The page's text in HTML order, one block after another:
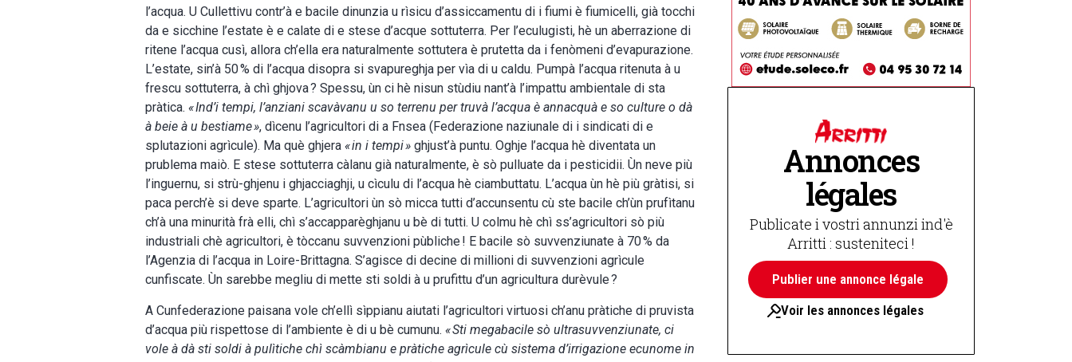
l’acqua. U Cullettivu contr’à e bacile dinunzia u rìsicu d’assiccamentu di i fiumi è fiumicelli, già tocchi
da e sicchine l’estate è e calate di e stese d’acque sottuterra. Per l’eculugisti, hè un aberrazione di
ritene l’acqua cusì, allora ch’ella era naturalmente sottutera è prutetta da i fenòmeni d’evapurazione.
L’estate, sin’à 50 % di l’acqua disopra si svapureghja per vìa di u caldu. Pumpà l’acqua ritenuta à u
frescu sottuterra, à chì ghjova ? Spessu, ùn ci hè nisun stùdiu nant’à l’impattu ambientale di sta
pràtica. « Ind’i tempi, l’anziani scavàvanu u so terrenu per truvà l’acqua è annacquà e so culture o dà
à beie à u bestiame », dìcenu l’agricultori di a Fnsea (Federazione naziunale di i sindicati di e
splutazioni agrìcule). Ma què ghjera « in i tempi » ghjust’à puntu. Oghje l’acqua hè diventata un
prublema maiò. E stese sottuterra càlanu già naturalmente, è sò pulluate da i pesticidii. Ùn neve più
l’inguernu, si strù-ghjenu i ghjacciaghji, u cìculu di l’acqua hè ciambuttatu. L’acqua ùn hè più gràtisi, si
paca perch’è si deve sparte. L’agricultori ùn sò micca tutti d’accunsentu cù ste bacile ch’ùn prufìtanu
ch’à una minurità frà elli, chì s’accapparèghjanu u bè di tutti. U colmu hè chì ss’agricultori sò più
industriali chè agricultori, è tòccanu suvvenzioni pùbliche ! E bacile sò suvvenziunate à 70 % da
l’Agenzia di l’acqua in Loire-Brittagna. S’agisce di decine di millioni di suvvenzioni agrìcule
cunfiscate. Ùn sarebbe megliu di mette sti soldi à u prufittu d’un agricultura durèvule ?
A Cunfederazione paisana vole ch’ellì sìppianu aiutati l’agricultori virtuosi ch’anu pràtiche di pruvista
d’acqua più rispettose di l’ambiente è di u bè cumunu. « Sti megabacile sò ultrasuvvenziunate, ci
vole à dà sti soldi à pulìtiche chì scàmbianu e pràtiche agrìcule cù sistema d’irrigazione ecunome in
Annonces
légales
Publicate i vostri annunzi ind'è
Arritti : susteniteci !
Publier une annonce légale
Voir les annonces légales